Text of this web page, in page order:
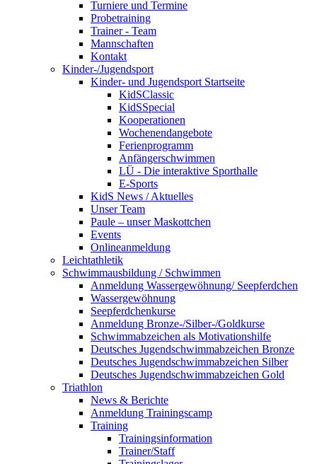
Turniere und Termine
Probetraining
Trainer - Team
Mannschaften
Kontakt
Kinder-/Jugendsport
Kinder- und Jugendsport Startseite
KidSClassic
KidSSpecial
Kooperationen
Wochenendangebote
Ferienprogramm
Anfängerschwimmen
LÜ - Die interaktive Sporthalle
E-Sports
KidS News / Aktuelles
Unser Team
Paule – unser Maskottchen
Events
Onlineanmeldung
Leichtathletik
Schwimmausbildung / Schwimmen
Anmeldung Wassergewöhnung/ Seepferdchen
Wassergewöhnung
Seepferdchenkurse
Anmeldung Bronze-/Silber-/Goldkurse
Schwimmabzeichen als Motivationshilfe
Deutsches Jugendschwimmabzeichen Bronze
Deutsches Jugendschwimmabzeichen Silber
Deutsches Jugendschwimmabzeichen Gold
Triathlon
News & Berichte
Anmeldung Trainingscamp
Training
Trainingsinformation
Trainer/Staff